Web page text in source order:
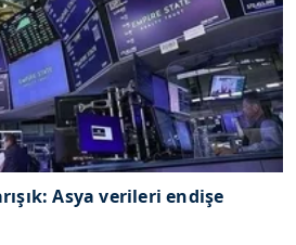
Asya verileri endişe